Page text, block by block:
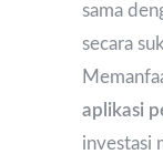
sama
secara
aplikasi
investasi